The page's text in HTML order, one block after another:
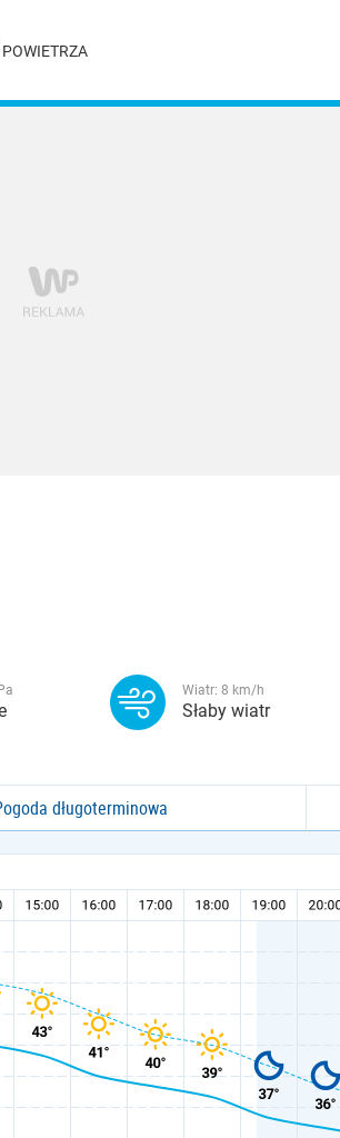
Wiatr: 8 km/h
Słaby wiatr
długoterminowa